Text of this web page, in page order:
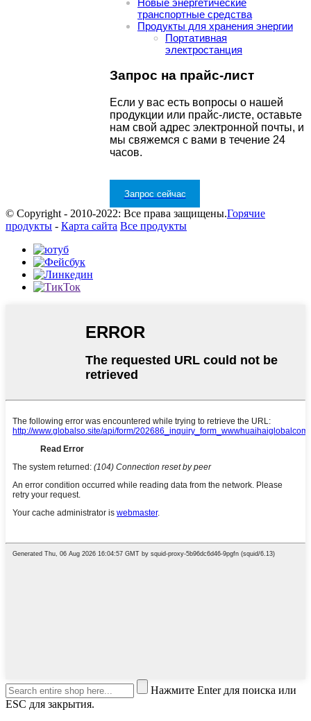
транспортные средства
Продукты для хранения энергии
Портативная
электростанция
Запрос на прайс-лист
Если у вас есть вопросы о нашей
продукции или прайс-листе, оставьте
нам свой адрес электронной почты, и
мы свяжемся с вами в течение 24
часов.
Запрос сейчас
© Copyright - 2010-2022: Все права защищены.Горячие
продукты - Карта сайта Все продукты
Нажмите Enter для поиска или
ESC для закрытия.